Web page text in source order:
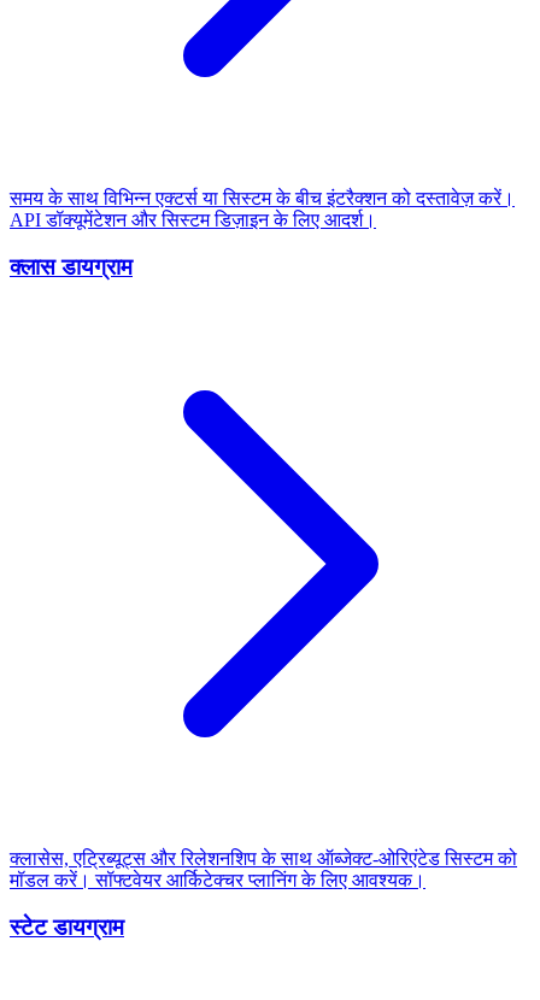
समय के साथ विभिन्न एक्टर्स या सिस्टम के बीच इंटरैक्शन को दस्तावेज़ करें।
API डॉक्यूमेंटेशन और सिस्टम डिज़ाइन के लिए आदर्श।
क्लास डायग्राम
क्लासेस, एट्रिब्यूट्स और रिलेशनशिप के साथ ऑब्जेक्ट-ओरिएंटेड सिस्टम को
मॉडल करें। सॉफ्टवेयर आर्किटेक्चर प्लानिंग के लिए आवश्यक।
स्टेट डायग्राम